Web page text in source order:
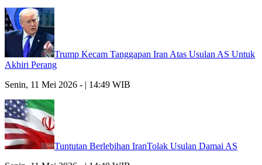
Trump Kecam Tanggapan Iran Atas Usulan AS Untuk
Akhiri Perang
Senin, 11 Mei 2026 - | 14:49 WIB
Tuntutan Berlebihan IranTolak Usulan Damai AS